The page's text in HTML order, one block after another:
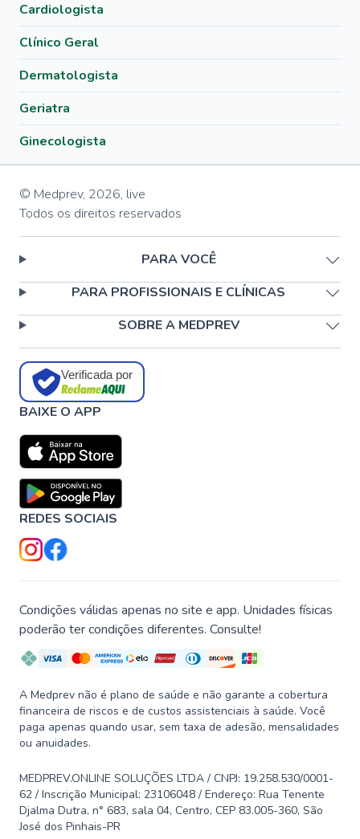
Cardiologista
Clínico Geral
Dermatologista
Geriatra
Ginecologista
© Medprev, 2026, live
Todos os direitos reservados
PARA VOCÊ
PARA PROFISSIONAIS E CLÍNICAS
SOBRE A MEDPREV
Verificada por
BAIXE O APP
REDES SOCIAIS
Condições válidas apenas no site e app. Unidades físicas
poderão ter condições diferentes. Consulte!
A Medprev não é plano de saúde e não garante a cobertura
financeira de riscos e de custos assistenciais à saúde. Você
paga apenas quando usar, sem taxa de adesão, mensalidades
ou anuidades.
MEDPREV.ONLINE SOLUÇÕES LTDA / CNPJ: 19.258.530/0001-
62 / Inscrição Municipal: 23106048 / Endereço: Rua Tenente
Djalma Dutra, n° 683, sala 04, Centro, CEP 83.005-360, São
José dos Pinhais-PR